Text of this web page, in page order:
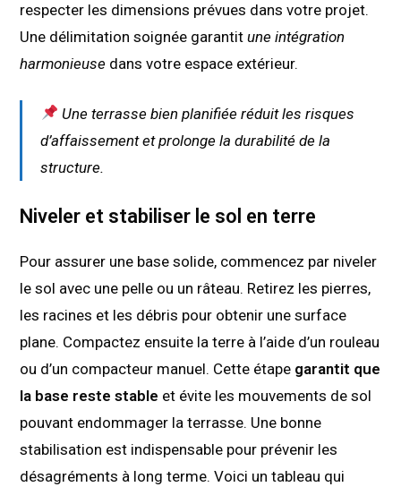
respecter les dimensions prévues dans votre projet.
Une délimitation soignée garantitune intégration
harmonieuse dans votre espace extérieur.
Une terrasse bien planifiée réduit les risques
d’affaissement et prolonge la durabilité de la
structure.
Niveler et stabiliser le sol en terre
Pour assurer une base solide, commencez par niveler
le sol avec une pelle ou un râteau. Retirez les pierres,
les racines et les débris pour obtenir une surface
plane. Compactez ensuite la terre à l’aide d’un rouleau
ou d’un compacteur manuel. Cette étape garantit que
la base reste stable et évite les mouvements de sol
pouvant endommager la terrasse. Une bonne
stabilisation est indispensable pour prévenir les
désagréments à long terme. Voici un tableau qui